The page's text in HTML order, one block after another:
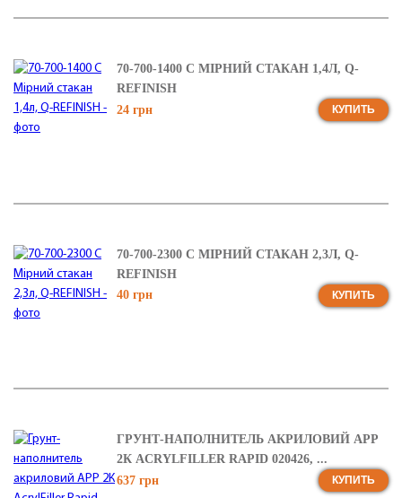
70-700-1400 C МІРНИЙ СТАКАН 1,4Л, Q-
REFINISH
24 грн
КУПИТЬ
70-700-2300 C МІРНИЙ СТАКАН 2,3Л, Q-
REFINISH
40 грн
КУПИТЬ
ГРУНТ-НАПОЛНИТЕЛЬ АКРИЛОВИЙ APP
2К ACRYLFILLER RAPID 020426, ...
637 грн
КУПИТЬ